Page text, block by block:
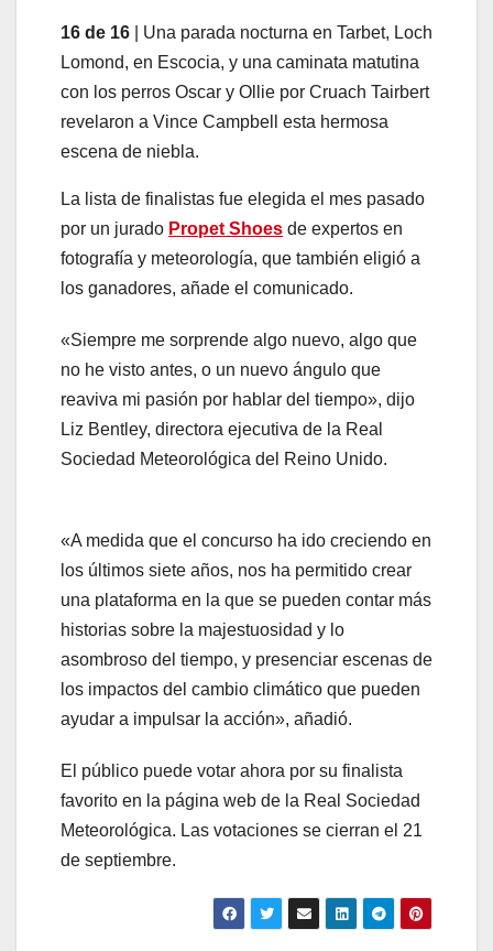
16 de 16 | Una parada nocturna en Tarbet, Loch
Lomond, en Escocia, y una caminata matutina
con los perros Oscar y Ollie por Cruach Tairbert
revelaron a Vince Campbell esta hermosa
escena de niebla.
La lista de finalistas fue elegida el mes pasado
por un jurado Propet Shoes de expertos en
fotografía y meteorología, que también eligió a
los ganadores, añade el comunicado.
«Siempre me sorprende algo nuevo, algo que
no he visto antes, o un nuevo ángulo que
reaviva mi pasión por hablar del tiempo», dijo
Liz Bentley, directora ejecutiva de la Real
Sociedad Meteorológica del Reino Unido.
«A medida que el concurso ha ido creciendo en
los últimos siete años, nos ha permitido crear
una plataforma en la que se pueden contar más
historias sobre la majestuosidad y lo
asombroso del tiempo, y presenciar escenas de
los impactos del cambio climático que pueden
ayudar a impulsar la acción», añadió.
El público puede votar ahora por su finalista
favorito en la página web de la Real Sociedad
Meteorológica. Las votaciones se cierran el 21
de septiembre.